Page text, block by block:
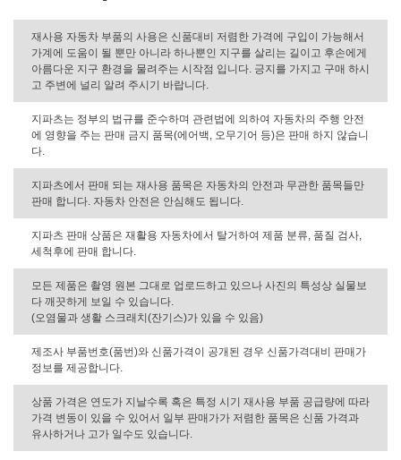
재사용 자동차 부품의 사용은 신품대비 저렴한 가격에 구입이 가능해서
가계에 도움이 될 뿐만 아니라 하나뿐인 지구를 살리는 길이고 후손에게
아름다운 지구 환경을 물려주는 시작점 입니다. 긍지를 가지고 구매 하시
고 주변에 널리 알려 주시기 바랍니다.
지파츠는 정부의 법규를 준수하며 관련법에 의하여 자동차의 주행 안전
에 영향을 주는 판매 금지 품목(에어백, 오무기어 등)은 판매 하지 않습니
다.
지파츠에서 판매 되는 재사용 품목은 자동차의 안전과 무관한 품목들만
판매 합니다. 자동차 안전은 안심해도 됩니다.
지파츠 판매 상품은 재활용 자동차에서 탈거하여 제품 분류, 품질 검사,
세척후에 판매 합니다.
모든 제품은 촬영 원본 그대로 업로드하고 있으나 사진의 특성상 실물보
다 깨끗하게 보일 수 있습니다.
(오염물과 생활 스크래치(잔기스)가 있을 수 있음)
제조사 부품번호(품번)와 신품가격이 공개된 경우 신품가격대비 판매가
정보를 제공합니다.
상품 가격은 연도가 지날수록 혹은 특정 시기 재사용 부품 공급량에 따라
가격 변동이 있을 수 있어서 일부 판매가가 저렴한 품목은 신품 가격과
유사하거나 고가 일수도 있습니다.